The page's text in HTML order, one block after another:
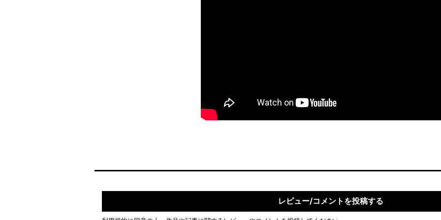
レビュー/コメントを投稿する